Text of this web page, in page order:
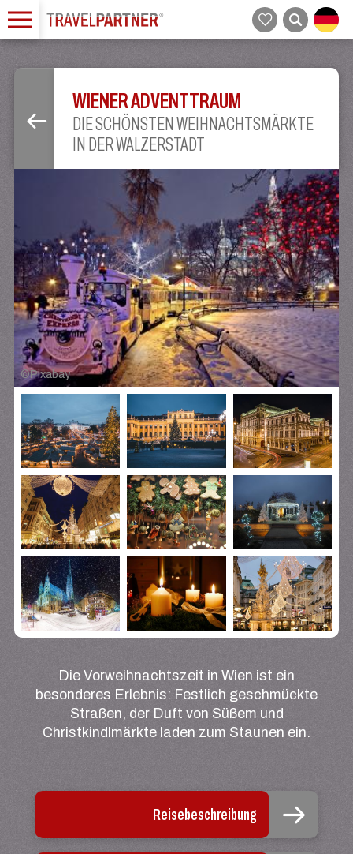
WIENER ADVENTTRAUM
DIE SCHÖNSTEN WEIHNACHTSMÄRKTE
IN DER WALZERSTADT
©Pixabay
Die Vorweihnachtszeit in Wien ist ein
besonderes Erlebnis: Festlich geschmückte
Straßen, der Duft von Süßem und
Christkindlmärkte laden zum Staunen ein.
Reisebeschreibung